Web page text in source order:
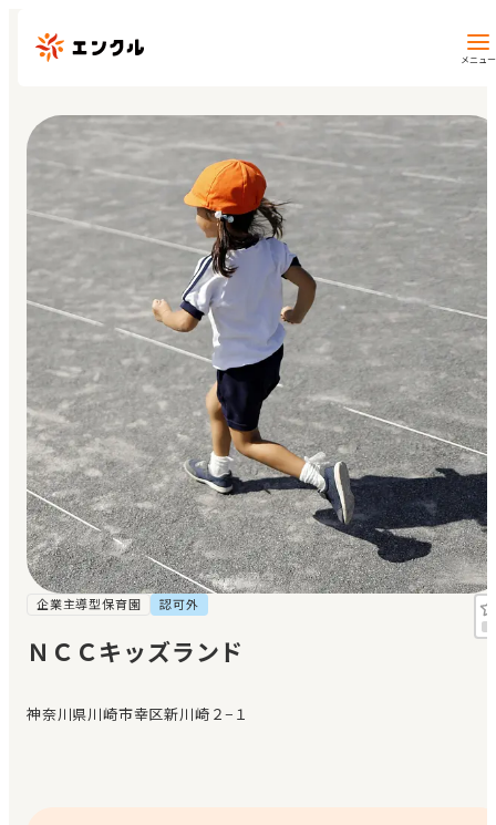
メニュー
保育園・幼稚園を探す
地図から探す
地域から探す
マイページ
閲覧履歴
お気に入り
見学日記
メッセージ
おすすめの園
エンクルの特徴と活用方法
企業主導型保育園 認可外
ＮＣＣキッズランド
神奈川県川崎市幸区新川崎２−１